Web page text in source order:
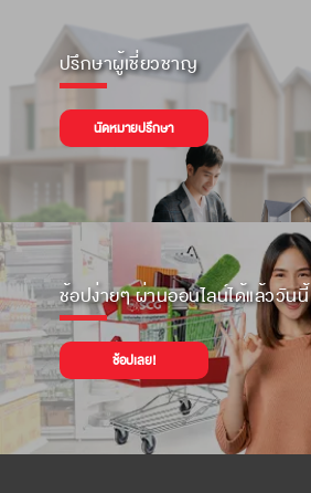
ปรึกษาผู้เชี่ยวชาญ
นัดหมายปรึกษา
ช้อปง่ายๆ ผ่านออนไลน์ได้แล้ววันนี้
ช้อปเลย!